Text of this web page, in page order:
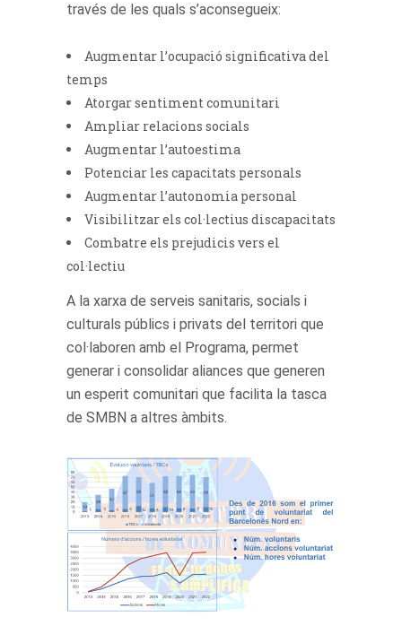
través de les quals s’aconsegueix:
Augmentar l’ocupació significativa del
temps
Atorgar sentiment comunitari
Ampliar relacions socials
Augmentar l’autoestima
Potenciar les capacitats personals
Augmentar l’autonomia personal
Visibilitzar els col·lectius discapacitats
Combatre els prejudicis vers el
col·lectiu
A la xarxa de serveis sanitaris, socials i
culturals públics i privats del territori que
col·laboren amb el Programa, permet
generar i consolidar aliances que generen
un esperit comunitari que facilita la tasca
de SMBN a altres àmbits.